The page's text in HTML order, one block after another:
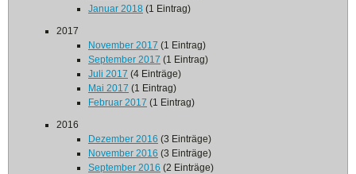
Januar 2018 (1 Eintrag)
2017
November 2017 (1 Eintrag)
September 2017 (1 Eintrag)
Juli 2017 (4 Einträge)
Mai 2017 (1 Eintrag)
Februar 2017 (1 Eintrag)
2016
Dezember 2016 (3 Einträge)
November 2016 (3 Einträge)
September 2016 (2 Einträge)